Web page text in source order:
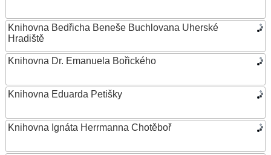
Knihovna Bedřicha Beneše Buchlovana Uherské
Hradiště
Knihovna Dr. Emanuela Bořického
Knihovna Eduarda Petišky
Knihovna Ignáta Herrmanna Chotěboř